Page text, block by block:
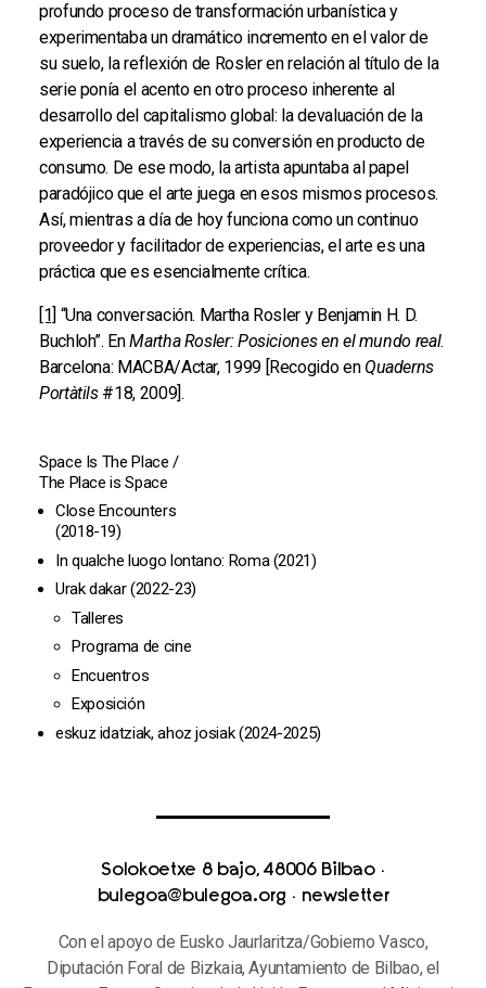
profundo proceso de transformación urbanística y
experimentaba un dramático incremento en el valor de
su suelo, la reflexión de Rosler en relación al título de la
serie ponía el acento en otro proceso inherente al
desarrollo del capitalismo global: la devaluación de la
experiencia a través de su conversión en producto de
consumo. De ese modo, la artista apuntaba al papel
paradójico que el arte juega en esos mismos procesos.
Así, mientras a día de hoy funciona como un continuo
proveedor y facilitador de experiencias, el arte es una
práctica que es esencialmente crítica.
[1] “Una conversación. Martha Rosler y Benjamin H. D.
Buchloh”. EnMartha Rosler: Posiciones en el mundo real.
Barcelona: MACBA/Actar, 1999 [Recogido en Quaderns
Portàtils#18, 2009].
Space Is The Place /
The Place is Space
Close Encounters
(2018-19)
In qualche luogo lontano: Roma (2021)
Urak dakar (2022-23)
Talleres
Programa de cine
Encuentros
Exposición
eskuz idatziak, ahoz josiak (2024-2025)
Solokoetxe 8 bajo, 48006 Bilbao·
bulegoa@bulegoa.org · newsletter
Con el apoyo de Eusko Jaurlaritza/Gobierno Vasco,
Diputación Foral de Bizkaia, Ayuntamiento de Bilbao, el